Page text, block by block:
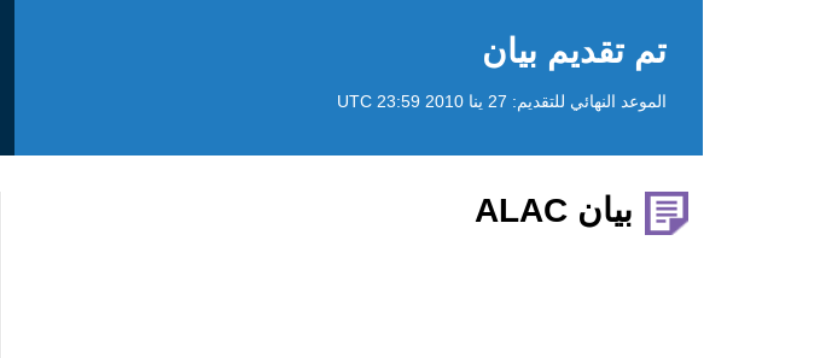
تم تقديم بيان
الموعد النهائي للتقديم: 27 ينا 2010 23:59 UTC
بيان ALAC